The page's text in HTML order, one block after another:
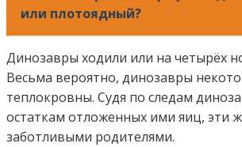
или плотоядный?
Динозавры ходили или на четырёх
Весьма вероятно, динозавры
теплокровны. Судя по следам
остаткам отложенных ими яиц, эти
заботливыми родителями.